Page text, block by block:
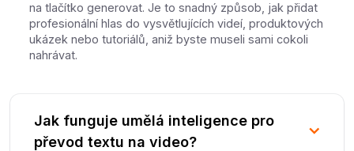
na tlačítko generovat. Je to snadný způsob, jak přidat
profesionální hlas do vysvětlujících videí, produktových
ukázek nebo tutoriálů, aniž byste museli sami cokoli
nahrávat.
Jak funguje umělá inteligence pro
převod textu na video?